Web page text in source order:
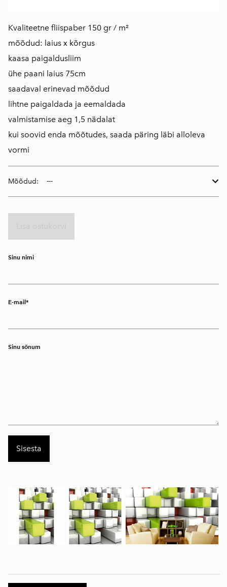
Kvaliteetne fliispaber 150 gr / m²
mõõdud: laius x kõrgus
kaasa paigaldusliim
ühe paani laius 75cm
saadaval erinevad mõõdud
lihtne paigaldada ja eemaldada
valmistamise aeg 1,5 nädalat
kui soovid enda mõõtudes, saada päring läbi alloleva
vormi
Mõõdud:
Sinu nimi
E-mail
Sinu sõnum